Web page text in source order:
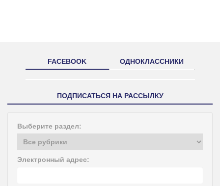
FACEBOOK ОДНОКЛАССНИКИ
ПОДПИСАТЬСЯ НА РАССЫЛКУ
Выберите раздел:
Электронный адрес: